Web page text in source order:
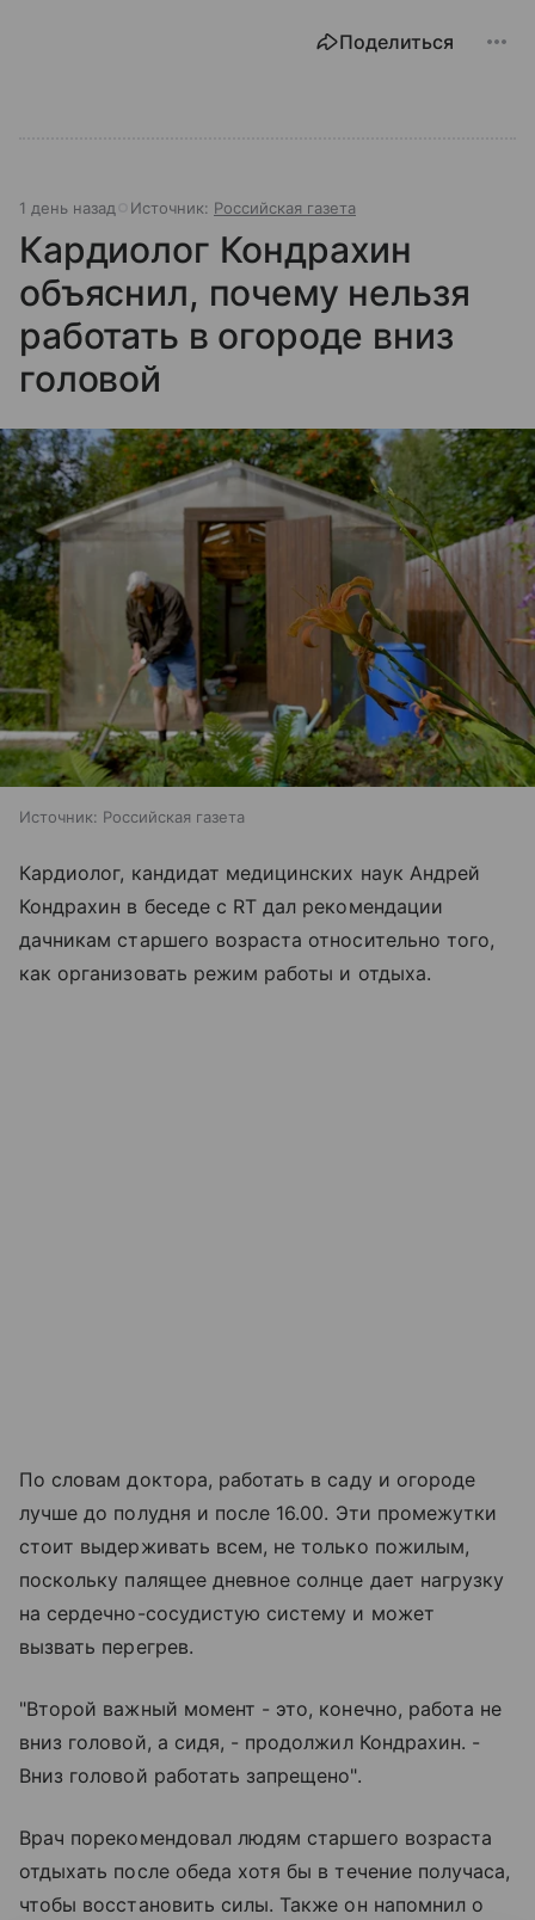
Поделиться
1 день назад Источник: Российская газета
Кардиолог Кондрахин
объяснил, почему нельзя
работать в огороде вниз
головой
Источник: Российская газета
Кардиолог, кандидат медицинских наук Андрей
Кондрахин в беседе с RT дал рекомендации
дачникам старшего возраста относительно того,
как организовать режим работы и отдыха.
По словам доктора, работать в саду и огороде
лучше до полудня и после 16.00. Эти промежутки
стоит выдерживать всем, не только пожилым,
поскольку палящее дневное солнце дает нагрузку
на сердечно-сосудистую систему и может
вызвать перегрев.
"Второй важный момент - это, конечно, работа не
вниз головой, а сидя, - продолжил Кондрахин. -
Вниз головой работать запрещено".
Врач порекомендовал людям старшего возраста
отдыхать после обеда хотя бы в течение получаса,
чтобы восстановить силы. Также он напомнил о